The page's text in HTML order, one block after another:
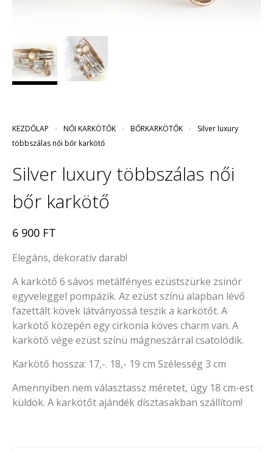
KEZDŐLAP NŐI KARKÖTŐK BŐRKARKÖTŐK
Silver luxury
többszálas női bőr karkötő
Silver luxury többszálas női
bőr karkötő
6 900 FT
Elegáns, dekoratív darab!
A karkötő 6 sávos metálfényes ezüstszürke zsinór
egyveleggel pompázik. Az ezüst színü alapban lévő
fazettált kövek látványossá teszik a karkötőt. A
karkötő közepén egy cirkonia köves charm van. A
karkötő vége ezüst színü mágneszárral csatolódik.
Karkötő hossza: 17,-. 18,- 19 cm Szélesség 3 cm
Amennyiben nem választassz méretet, úgy 18 cm-est
küldök. A karkötőt ajándék dísztasakban szállítom!